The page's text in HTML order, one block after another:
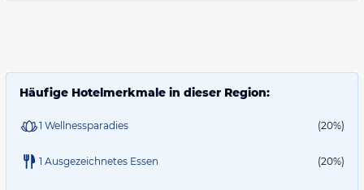
Häufige Hotelmerkmale in dieser Region:
1 Wellnessparadies (20%)
1 Ausgezeichnetes Essen (20%)